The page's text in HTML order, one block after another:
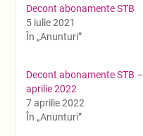
Decont abonamente STB
5 iulie 2021
În „Anunturi”
Decont abonamente STB –
aprilie 2022
7 aprilie 2022
În „Anunturi”